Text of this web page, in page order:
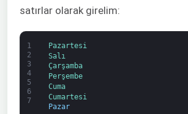
satırlar olarak girelim:
1
2
3
4
5
6
7
Pazartesi
Salı
Çarşamba
Perşembe
Cuma
Cumartesi
Pazar